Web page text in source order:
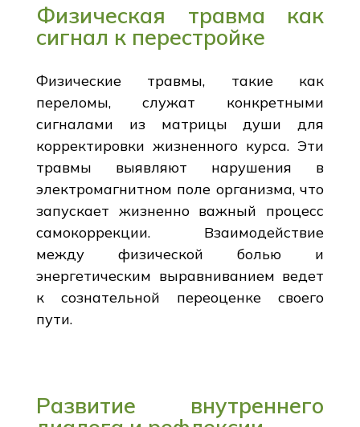
Физическая травма как
сигнал к перестройке
Физические травмы, такие как
переломы, служат конкретными
сигналами из матрицы души для
корректировки жизненного курса. Эти
травмы выявляют нарушения в
электромагнитном поле организма, что
запускает жизненно важный процесс
самокоррекции. Взаимодействие
между физической болью и
энергетическим выравниванием ведет
к сознательной переоценке своего
пути.
Развитие внутреннего